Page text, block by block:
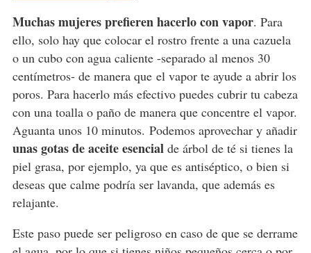
Muchas mujeres prefieren hacerlo con vapor. Para
ello, solo hay que colocar el rostro frente a una cazuela
o un cubo con agua caliente -separado al menos 30
centímetros- de manera que el vapor te ayude a abrir los
poros. Para hacerlo más efectivo puedes cubrir tu cabeza
con una toalla o paño de manera que concentre el vapor.
Aguanta unos 10 minutos. Podemos aprovechar y añadir
unas gotas de aceite esencialde árbol de té si tienes la
piel grasa, por ejemplo, ya que es antiséptico, o bien si
deseas que calme podría ser lavanda, que además es
relajante.
Este paso puede ser peligroso en caso de que se derrame